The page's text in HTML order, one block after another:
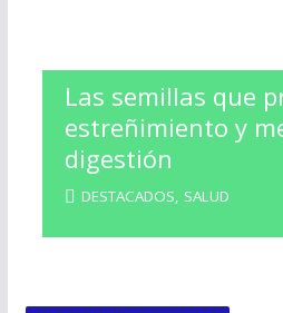
Las semillas que
estreñimiento y
digestión
DESTACADOS, SALUD